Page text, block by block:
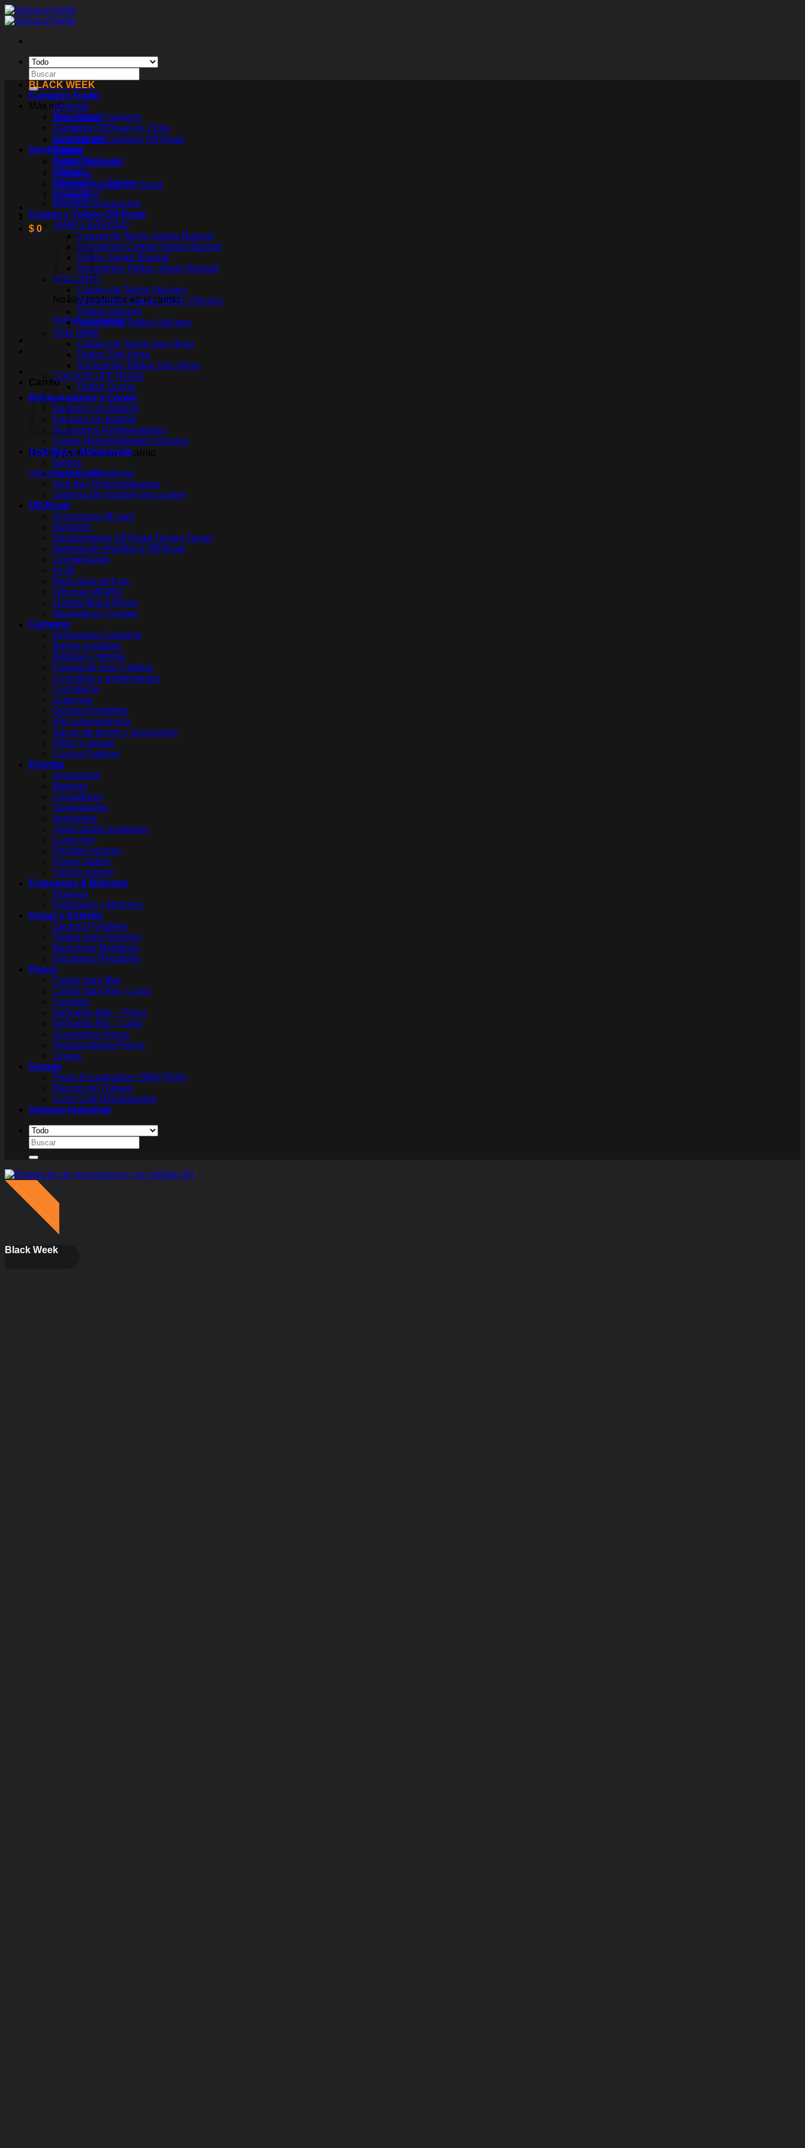
Saltar
al
Buscar
por:
Más info
Tour Virtual
Campers Off Road en Chile
Arriendo de Campers Off Road
Videos
Sobre Nosotros
Industrial
Noticias y Guías Off Road
Contacto
$ 0
No hay productos en el carrito.
Volver a la tienda
Carrito
No hay productos en el carrito.
Volver a la tienda
BLACK WEEK
Campers Trailer
Arriendo
Accesorios Campers
Campers
Calefactores
Upol/Raptor
Raptor Bed Liner
Primers
Aerosoles – Spray
Accesorios
Insumos Reparacion
Carpas y Toldos Off Road
JAMES BAROUD
Carpas de Techo James Baroud
Accesorios Carpas James Baroud
Toldos James Baroud
Accesorios Toldos James Baroud
VOLCANO
Carpas de Techo Volcano
Accesorios Carpas Techo Volcano
Toldos Volcano
Accesorios Toldos Volcano
SAN HIMA
Carpas de Techo San Hima
Toldos San Hima
Accesorios Toldos San Hima
TOLDOS OFF ROAD
Toldos Ducha
Refrigeradores y Cooler
Equipos con Batería
Equipos sin Batería
Accesorios Refrigeradores
Cooler Rotomoldeados Volcano
Tool Box y Almacenaje
Bolsos
Drawer y Bandejas
Tool Box Rotomoldeadas
Sistema de montaje sea sucker
Off-Road
Accesorios off road
Bumpers
Equipamiento Off Road Terrain Tamer
Iluminación Periférica Off Road
Compresores
Hi lift
Rack para pick up
Winches WARN
Llantas Black Rhino
Neumaticos Cooper
Camping
Accesorios Camping
Baños portátiles
Botellas y termos
Carpas de piso y toldos
Cocinillas e implementos
Cuchillería
Linternas
Duchas Portátiles
Kits supervivencia
Sacos de dormir y accesorios
Sillas y mesas
Cocina Outdoor
Energía
Accesorios
Baterías
Cargadores
Generadores
Inversores
Jump starter partidores
Luces led
Paneles solares
Power station
Victron energy
Estanques & Bidones
Rotopax
Estanques y Bidones
Hogar y Exterior
Saunas Portátiles
Toldos para Terrazas
Basureros Metalicos
Escaleras Plegables
Pesca
Cañas para Mar
Cañas para Rio y Lago
Carretes
Señuelos Mar – Playa
Señuelos Rio – Lago
Accesorios Pesca
Organizadores Pesca
Lineas
Garage
Pisos Encastrables SIMSTRAX
Bancos de Trabajo
Luces Led Hexagonales
Volcano Industrial
Buscar
por:
On Sale
¡Sale!
%
Black Week